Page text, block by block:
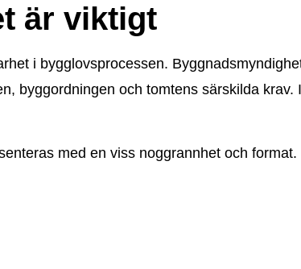
är viktigt
i bygglovsprocessen.
byggordningen och tomtens särskilda
med en viss noggrannhet och